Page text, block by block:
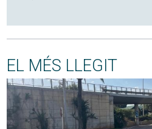
EL MÉS LLEGIT